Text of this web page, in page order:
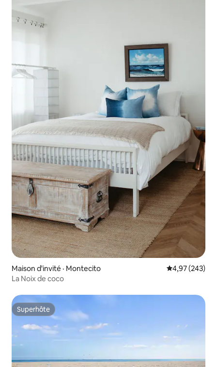
Maison d'invité · Montecito Note
4,97 (243)
La Noix de coco
Superhôte
Superhôte